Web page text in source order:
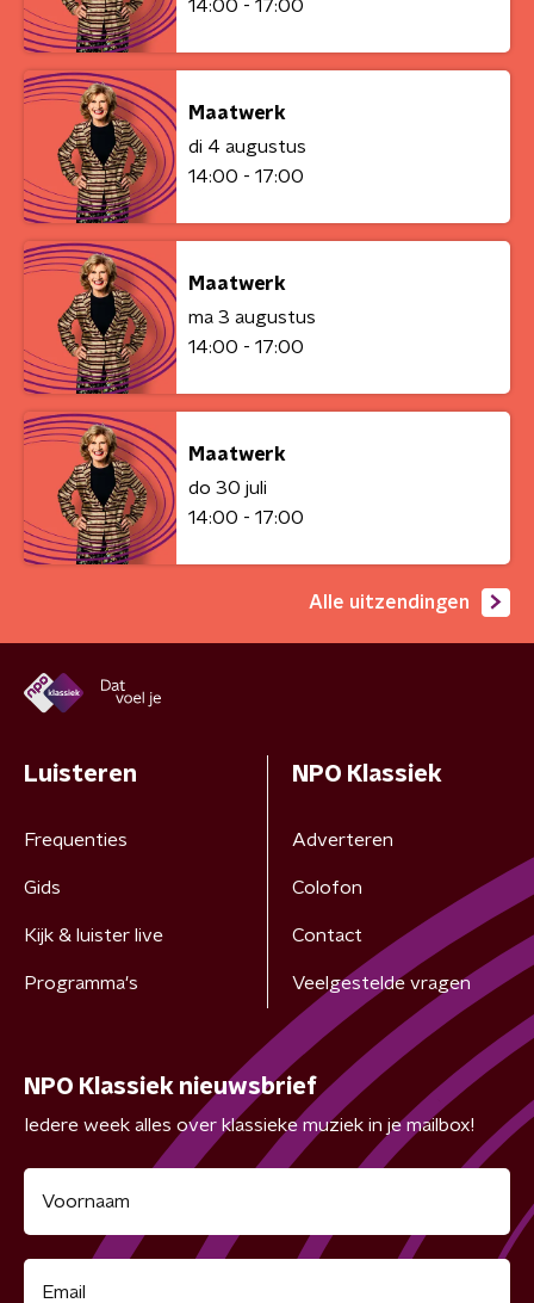
14:00 - 17:00
Maatwerk
di 4 augustus
14:00 - 17:00
Maatwerk
ma 3 augustus
14:00 - 17:00
Maatwerk
do 30 juli
14:00 - 17:00
Alle uitzendingen
Luisteren
Frequenties
Gids
Kijk & luister live
Programma's
NPO Klassiek
Adverteren
Colofon
Contact
Veelgestelde vragen
NPO Klassiek nieuwsbrief
Iedere week alles over klassieke muziek in je mailbox!